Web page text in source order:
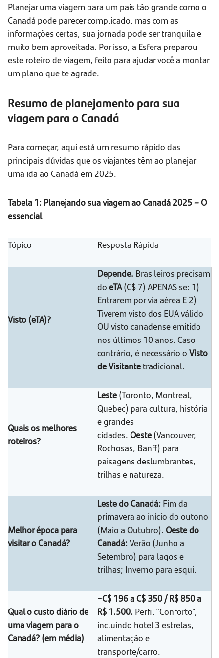
Planejar uma viagem para um país tão grande como o
Canadá pode parecer complicado, mas com as
informações certas, sua jornada pode ser tranquila e
muito bem aproveitada. Por isso, a Esfera preparou
este roteiro de viagem, feito para ajudar você a montar
um plano que te agrade.
Resumo de planejamento para sua
viagem para o Canadá
Para começar, aqui está um resumo rápido das
principais dúvidas que os viajantes têm ao planejar
uma ida ao Canadá em 2025.
Tabela 1: Planejando sua viagem ao Canadá 2025 – O
essencial
Tópico Resposta Rápida
Visto (eTA)?
Depende. Brasileiros precisam
do eTA(C$ 7) APENAS se: 1)
Entrarem por via aérea E 2)
Tiverem visto dos EUA válido
OU visto canadense emitido
nos últimos 10 anos. Caso
contrário, é necessário o Visto
de Visitante tradicional.
Quais os melhores
roteiros?
Leste (Toronto, Montreal,
Quebec) para cultura, história
e grandes
cidades. Oeste (Vancouver,
Rochosas, Banff) para
paisagens deslumbrantes,
trilhas e natureza.
Melhor época para
visitar o Canadá?
Leste do Canadá: Fim da
primavera ao início do outono
(Maio a Outubro). Oeste do
Canadá: Verão (Junho a
Setembro) para lagos e
trilhas; Inverno para esqui.
Qual o custo diário de
uma viagem para o
Canadá? (em média)
~C$ 196 a C$ 350 / R$ 850 a
R$ 1.500. Perfil “Conforto”,
incluindo hotel 3 estrelas,
alimentação e
transporte/carro.